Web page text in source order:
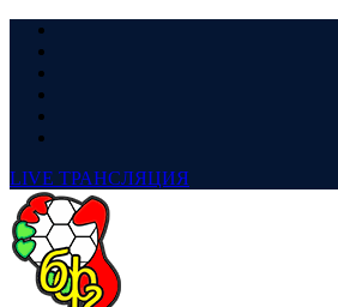
LIVE ТРАНСЛЯЦИЯ